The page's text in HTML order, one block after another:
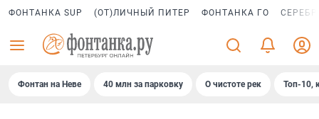
ФОНТАНКА SUP (ОТ)ЛИЧНЫЙ ПИТЕР ФОНТАНКА ГО
Фонтан на Неве 40 млн за парковку О чистоте рек Топ-10,